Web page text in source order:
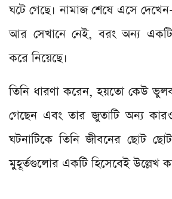
ঘটে গেছে। নামাজ শেষে এসে
আর সেখানে নেই, বরং অন্য
করে নিয়েছে।
তিনি ধারণা করেন, হয়তো কেউ
গেছেন এবং তার জুতাটি অন্য
ঘটনাটিকে তিনি জীবনের ছোট
মুহূর্তগুলোর একটি হিসেবেই উল্লেখ